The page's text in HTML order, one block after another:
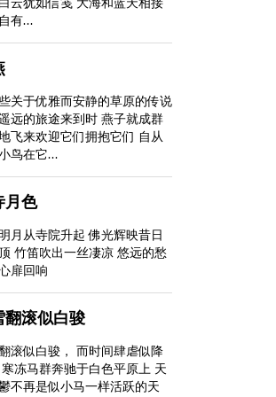
有...
关于优雅而安静的草原的传说
远的旅途来到时 燕子就成群
飞来欢迎它们拥抱它们 自从
鸟在它...
月色
月从寺院升起 佛光辉映昔日
竹笛吹出一丝凄凉 悠远的愁
扉回响
翻滚似白骏
滚似白骏， 而时间肆虐似降
冻马群奔驰于白色平原上 天
不再是似小马一样活跃的天